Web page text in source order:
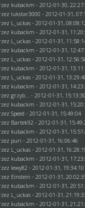
kubackm - 2012-01-30,
lukstar3000 - 2012-01-31,
L_uckas - 2012-01-31,
kubackm - 2012-01-31,
L_uckas - 2012-01-31,
kubackm - 2012-01-31,
L_uckas - 2012-01-31,
kubackm - 2012-01-31,
L_uckas - 2012-01-31,
kubackm - 2012-01-31,
grzyb... - 2012-01-31, 15:13:30
kubackm - 2012-01-31,
Speed - 2012-01-31, 15:49:04
Bartek92 - 2012-01-31,
kubackm - 2012-01-31,
puri - 2012-01-31, 16:06:46
L_uckas - 2012-01-31,
kubackm - 2012-01-31,
lewy82 - 2012-01-31, 19:34:10
Einstein - 2012-01-31,
kubackm - 2012-01-31,
L_uckas - 2012-01-31,
kubackm - 2012-01-31,